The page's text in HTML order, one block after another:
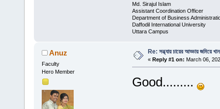
Md. Sirajul Islam
Assistant Coordination Officer
Department of Business
Daffodil International University
Uttara Campus
Anuz
Faculty
Hero Member
Re: সন্ধ্যায় চায়ের আড্ডায় জমিয়ে
« Reply #1 on: March 06,
Good.........